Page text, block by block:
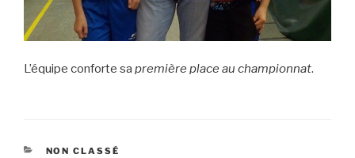
L’équipe conforte sa première place au championnat.
CATÉGORIES
NON CLASSÉ